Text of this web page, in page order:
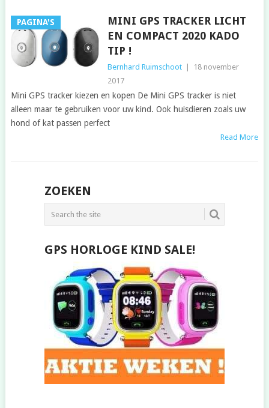
PAGINA'S
MINI GPS TRACKER LICHT
EN COMPACT 2020 KADO
TIP !
Bernhard Ruimschoot
18 november
2017
Mini GPS tracker kiezen en kopen De Mini GPS tracker is niet
alleen maar te gebruiken voor uw kind. Ook huisdieren zoals uw
hond of kat passen perfect
Read More
POSTS
NAVIGATION
ZOEKEN
GPS HORLOGE KIND SALE!